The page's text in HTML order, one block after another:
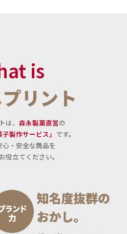
is
リント
は、 森永製菓直営の
製作サービス」 です。
・安全な商品を
役立てください。